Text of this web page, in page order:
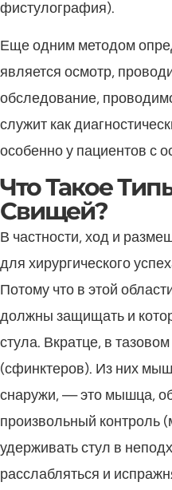
фистулография).
Еще одним методом
является осмотр,
обследование,
служит как
особенно у пациентов с
Что Такое
Свищей?
В частности, ход и
для хирургического
Потому что в этой
должны защищать и
стула. Вкратце, в
(сфинктеров). Из них
снаружи, — это мышца,
произвольный
удерживать стул в
расслабляться и